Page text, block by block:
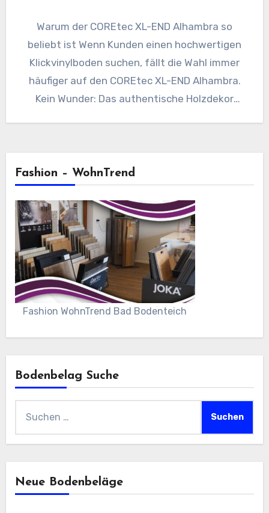
Warum der COREtec XL-END Alhambra so
beliebt ist Wenn Kunden einen hochwertigen
Klickvinylboden suchen, fällt die Wahl immer
häufiger auf den COREtec XL-END Alhambra.
Kein Wunder: Das authentische Holzdekor
Fashion – WohnTrend
Fashion WohnTrend Bad Bodenteich
Bodenbelag Suche
nach:
Neue Bodenbeläge